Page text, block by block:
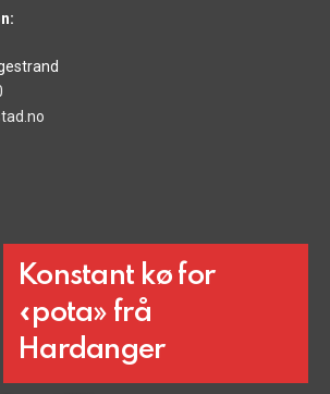
Konstant kø for
«pota» frå
Hardanger